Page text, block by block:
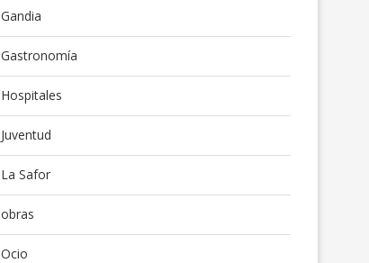
Gandia
Gastronomía
Hospitales
Juventud
La Safor
obras
Ocio